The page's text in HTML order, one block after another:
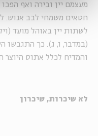
מעצמם יין ובירה ואף
חטאים משמחי לבב אנוש.
לשתות יין באוהל מועד
(במדבר, ו, ג). כך התגבשו
והמדיח לכלל אתוס היוצר
לא שיכרות, שיכרון